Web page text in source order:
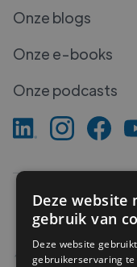
Onze blogs
Onze e-books
Onze podcasts
Deze website
gebruik van
Deze website
gebruikerservaring